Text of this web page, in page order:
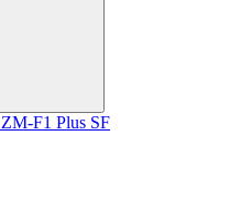
F1 Plus SF